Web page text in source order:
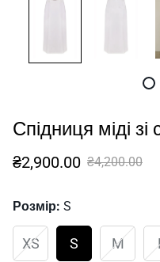
Спідниця міді зі
Sale
₴2,900.00
Звичайна
₴4,200.00
Розмір: S
XS S M